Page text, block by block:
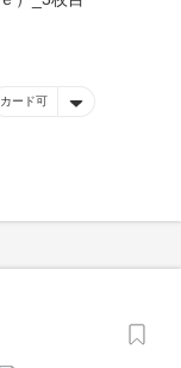
カード可